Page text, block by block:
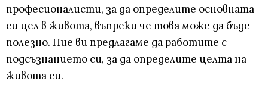
професионалисти, за да определите основната
си цел в живота, въпреки че това може да бъде
полезно. Ние ви предлагаме да работите с
подсъзнанието си, за да определите целта на
живота си.